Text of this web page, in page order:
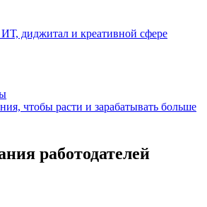
диджитал и креативной сфере
чтобы расти и зарабатывать больше
работодателей